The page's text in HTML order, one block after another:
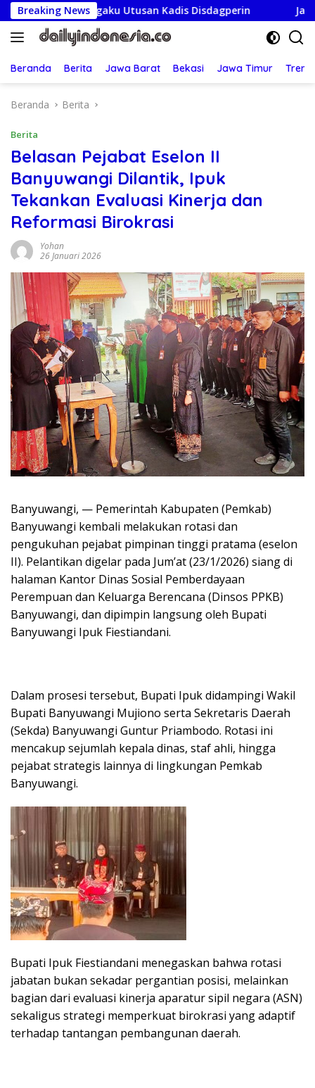
Langsung
ke
konten
Breaking News
Utusan Kadis Disdagperin Jaga Jakarta On The
Beranda Berita Jawa Barat Bekasi Jawa Timur
Beranda Berita
Berita
Belasan Pejabat Eselon II
Banyuwangi Dilantik, Ipuk
Tekankan Evaluasi Kinerja dan
Reformasi Birokrasi
Yohan
26 Januari 2026
Banyuwangi, — Pemerintah Kabupaten (Pemkab)
Banyuwangi kembali melakukan rotasi dan
pengukuhan pejabat pimpinan tinggi pratama (eselon
II). Pelantikan digelar pada Jum’at (23/1/2026) siang di
halaman Kantor Dinas Sosial Pemberdayaan
Perempuan dan Keluarga Berencana (Dinsos PPKB)
Banyuwangi, dan dipimpin langsung oleh Bupati
Banyuwangi Ipuk Fiestiandani.
Dalam prosesi tersebut, Bupati Ipuk didampingi Wakil
Bupati Banyuwangi Mujiono serta Sekretaris Daerah
(Sekda) Banyuwangi Guntur Priambodo. Rotasi ini
mencakup sejumlah kepala dinas, staf ahli, hingga
pejabat strategis lainnya di lingkungan Pemkab
Banyuwangi.
Bupati Ipuk Fiestiandani menegaskan bahwa rotasi
jabatan bukan sekadar pergantian posisi, melainkan
bagian dari evaluasi kinerja aparatur sipil negara (ASN)
sekaligus strategi memperkuat birokrasi yang adaptif
terhadap tantangan pembangunan daerah.